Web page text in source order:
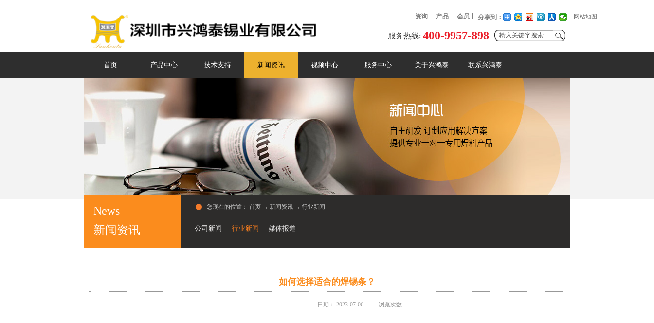
网站地图
资询 产品 会员 分享到：
服务热线: 400-9957-898
首页 产品中心 技术支持 新闻资讯 视频中心 服务中心 关于兴鸿泰 联系兴鸿泰
新闻资讯
News
公司新闻 行业新闻 媒体报道
您现在的位置： 首页 → 新闻资讯 → 行业新闻
如何选择适合的焊锡条？
日期： 2023-07-06 浏览次数: